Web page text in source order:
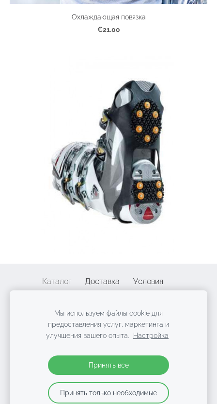
Охлаждающая повязка
€21.00
Каталог Доставка
Условия
Файлы cookie
010-2026 | Alpenheat Baltija, SIA "Elia group",
62
Мы используем файлы cookie для
предоставления услуг, маркетинга и
улучшения вашего опыта.
Настройка
Принять все
Принять только необходимые